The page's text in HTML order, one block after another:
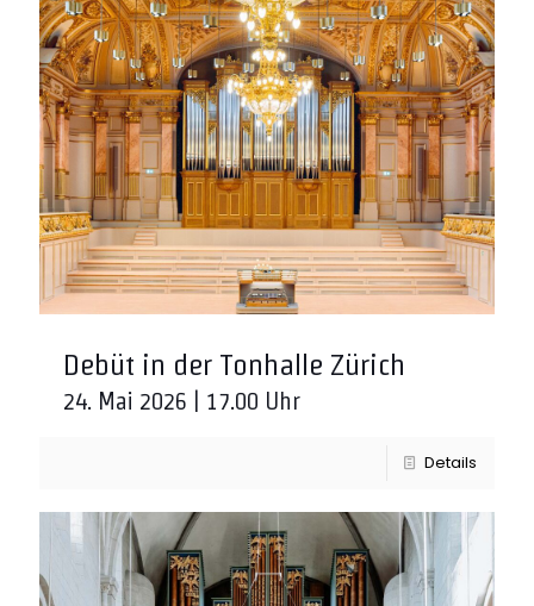
Debüt in der Tonhalle Zürich
24. Mai 2026 | 17.00 Uhr
Details